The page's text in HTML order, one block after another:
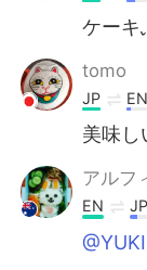
ケーキ
tomo
JP EN
美味し
アルフ
EN JP
@YUKI